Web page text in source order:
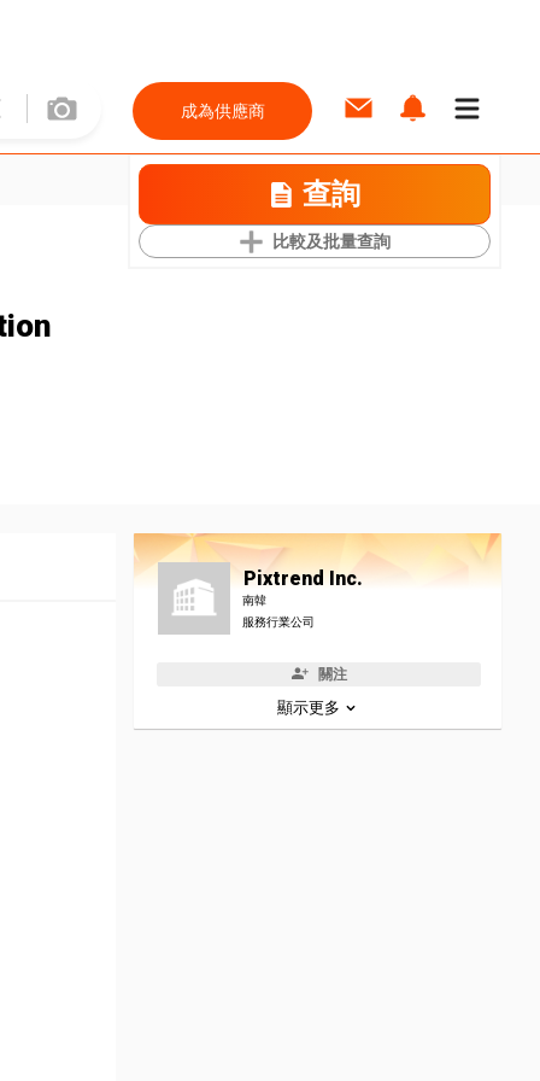
成為供應商
查詢
比較及批量查詢
Pixtrend Inc.
南韓
服務行業公司
關注
顯示更多